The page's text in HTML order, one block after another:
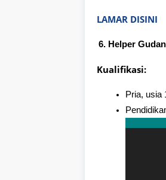
LAMAR DISINI
Helper
Kualifikasi:
Pria, usia